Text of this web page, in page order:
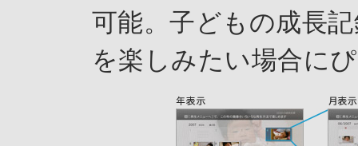
可能。子どもの成長
を楽しみたい場合に